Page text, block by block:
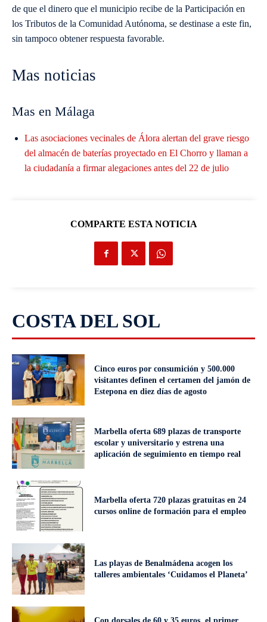
de que el dinero que el municipio recibe de la Participación en
los Tributos de la Comunidad Autónoma, se destinase a este fin,
sin tampoco obtener respuesta favorable.
Mas noticias
Mas en Málaga
Las asociaciones vecinales de Álora alertan del grave riesgo
del almacén de baterías proyectado en El Chorro y llaman a
la ciudadanía a firmar alegaciones antes del 22 de julio
COMPARTE ESTA NOTICIA
COSTA DEL SOL
Cinco euros por consumición y 500.000
visitantes definen el certamen del jamón de
Estepona en diez días de agosto
Marbella oferta 689 plazas de transporte
escolar y universitario y estrena una
aplicación de seguimiento en tiempo real
Marbella oferta 720 plazas gratuitas en 24
cursos online de formación para el empleo
Las playas de Benalmádena acogen los
talleres ambientales ‘Cuidamos el Planeta’